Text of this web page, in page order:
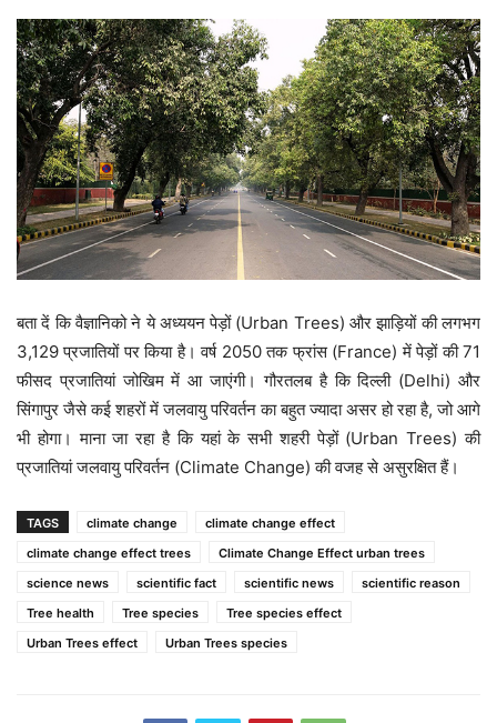
बता दें कि वैज्ञानिको ने ये अध्ययन पेड़ों (Urban Trees) और झाड़ियों की लगभग
3,129 प्रजातियों पर किया है। वर्ष 2050 तक फ्रांस (France) में पेड़ों की 71
फीसद प्रजातियां जोखिम में आ जाएंगी। गौरतलब है कि दिल्ली (Delhi) और
सिंगापुर जैसे कई शहरों में जलवायु परिवर्तन का बहुत ज्यादा असर हो रहा है, जो आगे
भी होगा। माना जा रहा है कि यहां के सभी शहरी पेड़ों (Urban Trees) की
प्रजातियां जलवायु परिवर्तन (Climate Change) की वजह से असुरक्षित हैं।
TAGS climate change
climate change effect
climate change effect trees
Climate Change Effect urban trees
science news
scientific fact scientific news
scientific reason
Tree health
Tree species
Tree species effect
Urban Trees effect
Urban Trees species